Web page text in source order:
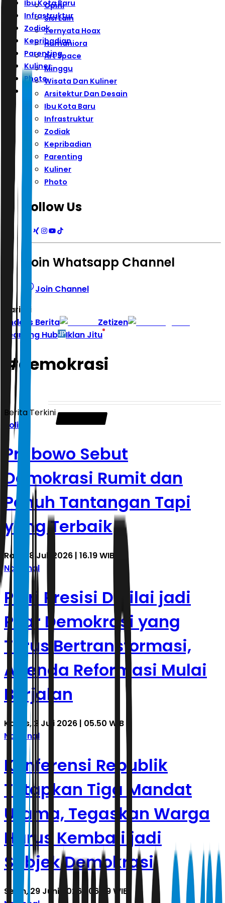
Ibu Kota Baru
Infrastruktur
Zodiak
Kepribadian
Parenting
Kuliner
Photo
Opini
Sisi Lain
Ternyata Hoax
Humaniora
Art Space
Minggu
Wisata Dan Kuliner
Arsitektur Dan Desain
Ibu Kota Baru
Infrastruktur
Zodiak
Kepribadian
Parenting
Kuliner
Photo
Follow Us
Join Whatsapp Channel
Join Channel
Hari ini
Indeks Berita
Zetizen
Learning Hub
Iklan Jitu
#demokrasi
Berita Terkini
Politik
Prabowo Sebut
Demokrasi Rumit dan
Penuh Tantangan Tapi
yang Terbaik
Rabu, 8 Juli 2026 | 16.19 WIB
Nasional
Polri Presisi Dinilai jadi
Pilar Demokrasi yang
Terus Bertransformasi,
Agenda Reformasi Mulai
Berjalan
Kamis, 2 Juli 2026 | 05.50 WIB
Nasional
Konferensi Republik
Tetapkan Tiga Mandat
Utama, Tegaskan Warga
Harus Kembali jadi
Subjek Demokrasi
Senin, 29 Juni 2026 | 06.59 WIB